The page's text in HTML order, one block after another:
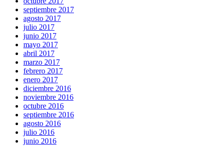
septiembre 2017
agosto 2017
julio 2017
junio 2017
mayo 2017
abril 2017
marzo 2017
febrero 2017
enero 2017
diciembre 2016
noviembre 2016
octubre 2016
septiembre 2016
agosto 2016
julio 2016
junio 2016